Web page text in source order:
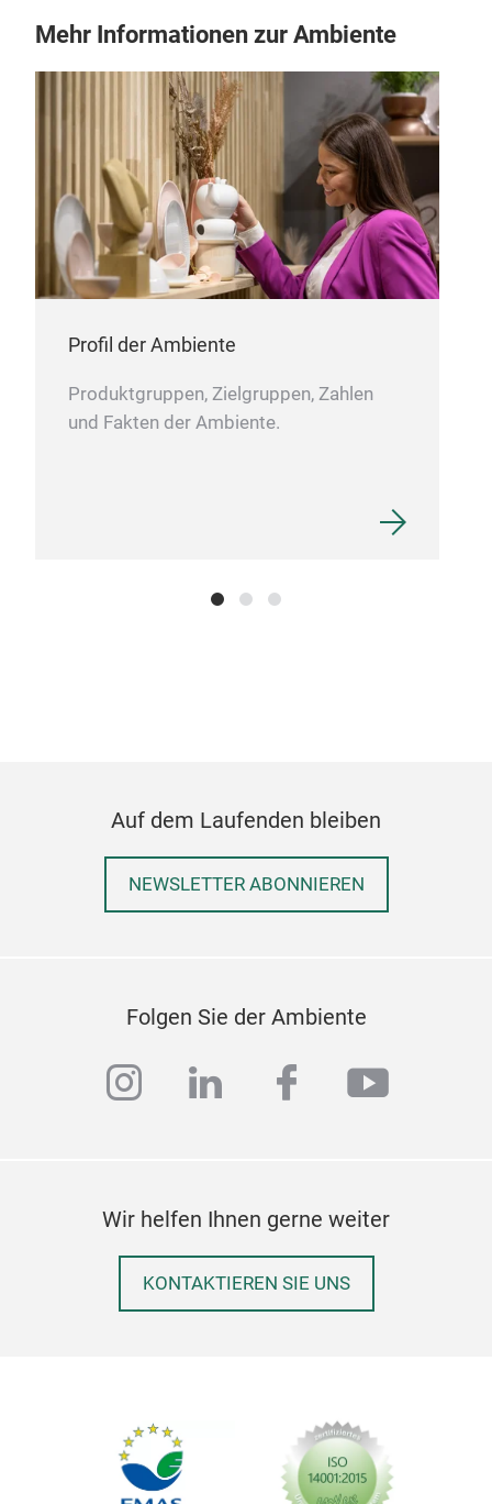
Mehr Informationen zur Ambiente
Profil der Ambiente
Produktgruppen, Zielgruppen, Zahlen
und Fakten der Ambiente.
Auf dem Laufenden bleiben
NEWSLETTER ABONNIEREN
Folgen Sie der Ambiente
instagram
linkedinfacebook
Wir helfen Ihnen gerne weiter
KONTAKTIEREN SIE UNS